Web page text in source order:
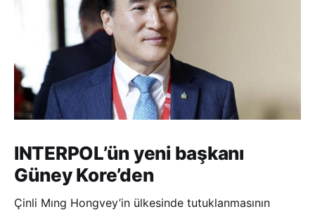
INTERPOL’ün yeni başkanı
Güney Kore’den
Çinli Mıng Hongvey’in ülkesinde tutuklanmasının